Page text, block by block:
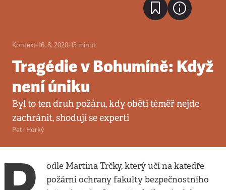
Kontext•16. 8. 2020•15 minut
Tragédie v Bohumíně: Když
není úniku
Byl to ten druh požáru, kdy oběti téměř nejde
zachránit, shodují se experti
Petr Horký
odle Martina Trčky, který učí na katedře
požární ochrany fakulty bezpečnostního